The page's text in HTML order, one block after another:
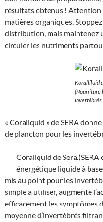
résultats obtenus ! Attention
matières organiques.
distribution, mais maintenez
circuler les nutriments
Korallfluid
(Nourriture
invertébrés
« Coraliquid » de SERA
de plancton pour les
Coraliquid de
énergétique liquide à
mis au point pour les
simple à utiliser, augmente
efficacement les symptômes
moyenne d’invertébrés